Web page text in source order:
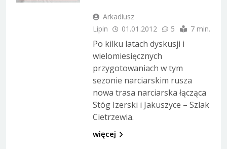
Arkadiusz
Lipin
01.01.2012 5 7 min.
Po kilku latach dyskusji i
wielomiesięcznych
przygotowaniach w tym
sezonie narciarskim rusza
nowa trasa narciarska łącząca
Stóg Izerski i Jakuszyce – Szlak
Cietrzewia.
więcej